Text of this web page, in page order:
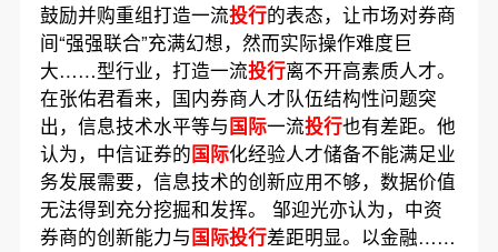
鼓励并购重组打造一流投行的表态，让市场对券商
间“强强联合”充满幻想，然而实际操作难度巨
大……型行业，打造一流投行离不开高素质人才。
在张佑君看来，国内券商人才队伍结构性问题突
出，信息技术水平等与国际一流投行也有差距。他
认为，中信证券的国际化经验人才储备不能满足业
务发展需要，信息技术的创新应用不够，数据价值
无法得到充分挖掘和发挥。 邹迎光亦认为，中资
券商的创新能力与国际投行差距明显。以金融……